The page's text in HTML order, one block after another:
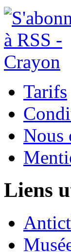
Tarifs
Nous
Liens